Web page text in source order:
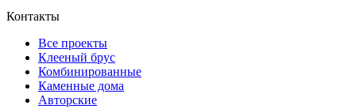
Контакты
Все проекты
Клееный брус
Комбинированные
Каменные дома
Авторские